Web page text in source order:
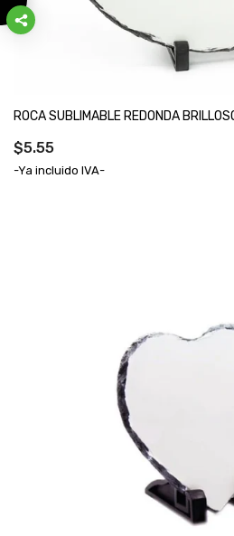
ROCA SUBLIMABLE REDONDA
$5.55
-Ya incluido IVA-